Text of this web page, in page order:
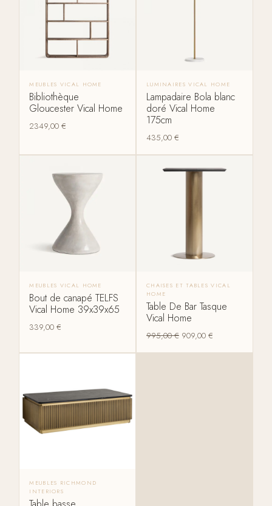
MEUBLES VICAL HOME
Bibliothèque
Gloucester Vical Home
2349,00€
LUMINAIRES VICAL HOME
Lampadaire Bola blanc
doré Vical Home
175cm
435,00 €
MEUBLES VICAL HOME
Bout de canapé TELFS
Vical Home 39x39x65
339,00€
CHAISES ET TABLES VICAL
HOME
Table De Bar Tasque
Vical Home
995,00€ 909,00 €
MEUBLES RICHMOND
INTERIORS